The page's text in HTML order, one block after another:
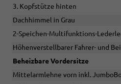
3. Kopfstütze hinten
Dachhimmel in Grau
2-Speichen-Multifunktions-
Höhenverstellbarer Fahrer- und
Beheizbare Vordersitze
Mittelarmlehne vorn inkl.